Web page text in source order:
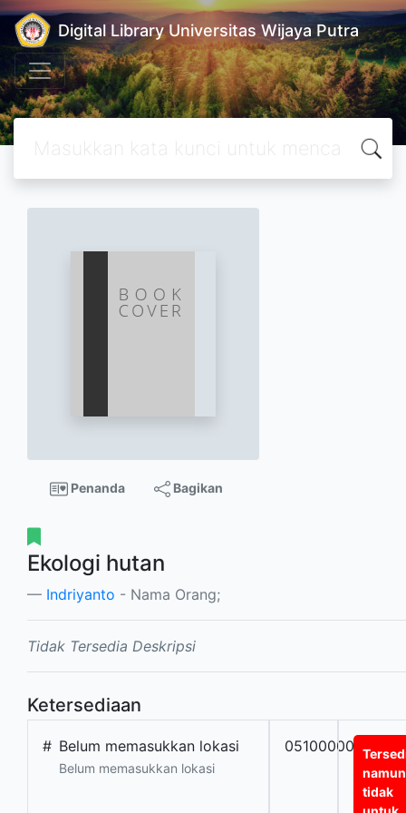
Digital Library Universitas Wijaya Putra
Penanda Bagikan
Ekologi hutan
Indriyanto - Nama Orang;
Tidak Tersedia Deskripsi
Ketersediaan
# Belum memasukkan lokasi
Belum memasukkan lokasi
0510000000775
namun
tidak